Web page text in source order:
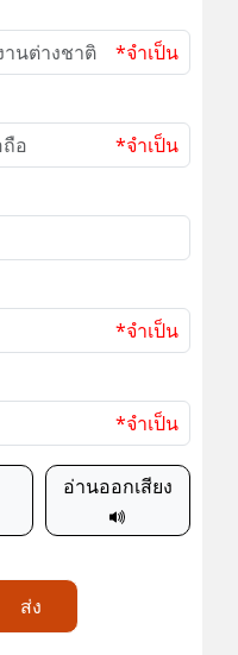
*จำเป็น
*จำเป็น
*จำเป็น
*จำเป็น
อ่านออกเสียง
ส่ง